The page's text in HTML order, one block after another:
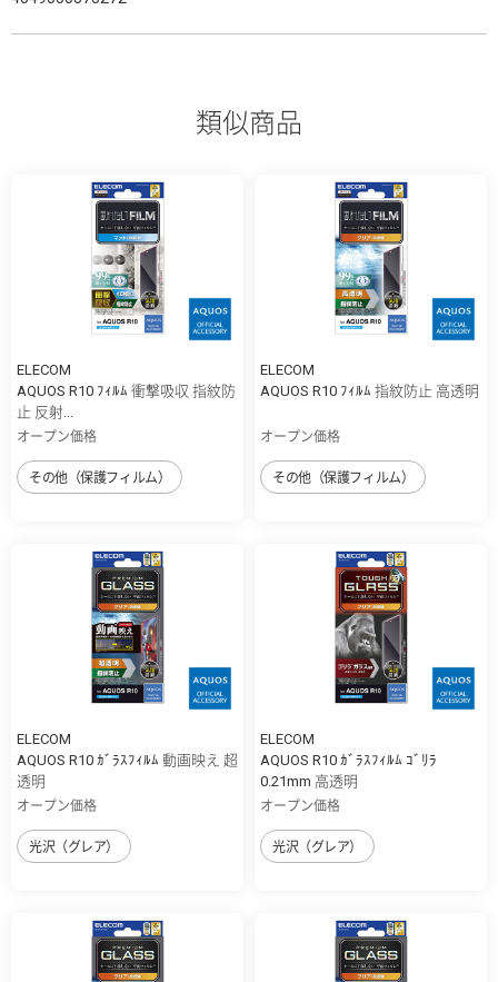
類似商品
ELECOM
AQUOS R10 ﾌｨﾙﾑ 衝撃吸収 指紋防
止 反射...
オープン価格
その他（保護フィルム）
ELECOM
AQUOS R10 ﾌｨﾙﾑ 指紋防止 高透明
オープン価格
その他（保護フィルム）
ELECOM
AQUOS R10 ｶﾞﾗｽﾌｨﾙﾑ 動画映え 超
透明
オープン価格
光沢（グレア）
ELECOM
AQUOS R10 ｶﾞﾗｽﾌｨﾙﾑ ｺﾞﾘﾗ
0.21mm 高透明
オープン価格
光沢（グレア）